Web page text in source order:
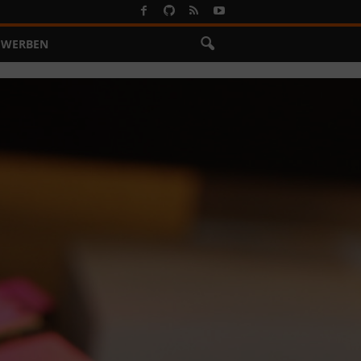
WERBEN